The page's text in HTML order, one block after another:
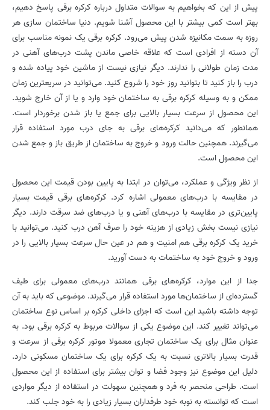
پیش از این که بخواهیم به سوالات متداول درباره کرکره برقی پاسخ دهیم،
بهتر است کمی بیشتر با این محصول آشنا شویم. دنیا ساختمان سازی هر
روزه به سمت مکانیزه شدن پیش می‌رود. کرکره برقی یک نمونه مناسب برای
آن دسته از افرادی است که علاقه خاصی ماندن پشت درب‌های آهنی در
مدت زمان طولانی را ندارند. دیگر نیازی نیست از ماشین خود پیاده شده و
درب را باز کنید تا بتوانید روز خود را شروع کنید. می‌‌توانید در سریعترین زمان
ممکن و به وسیله کرکره برقی به ساختمان خود وارد و یا از آن خارج شوید.
این محصول از سرعت بسیار بالایی برای جمع یا باز شدن برخوردار است.
همانطور که می‌دانید کرکره‌های برقی به جای درب مورد استفاده قرار
می‌گیرند. همچنین حالت ورود و خروج به ساختمان از طریق باز و جمع شدن
این محصول است.
از نظر ویژگی و عملکرد، می‌توان در ابتدا به پایین بودن قیمت این محصول
در مقایسه با درب‌های معمولی اشاره کرد. کرکره‌های برقی قیمت بسیار
پایین‌تری در مقایسه با درب‌های آهنی و یا درب‌های ضد سرقت دارند. دیگر
نیازی نیست بخش زیادی از هزینه خود را صرف آهن درب کنید. می‌توانید با
خرید یک کرکره برقی هم امنیت و هم در عین حال سرعت بسیار بالایی را در
ورود و خروج خود به ساختمات به دست آورید.
جدا از این موارد، کرکره‌های برقی همانند درب‌های معمولی برای طیف
گسترده‌ای از ساختمان‌ها مورد استفاده قرار می‌گیرند. موضوعی که باید به آن
توجه داشته باشید این است که اجزای داخلی کرکره بر اساس نوع ساختمان
می‌تواند تغییر کند. این موضوع یکی از سوالات مربوط به کرکره برقی بود. به
عنوان مثال برای یک ساختمان تجاری معمولا موتور کرکره برقی از سرعت و
قدرت بسیار بالاتری نسبت به یک کرکره برای یک ساختمان مسکونی دارد.
دلیل این موضوع نیز وجود فضا و توان بیشتر برای استفاده از این محصول
است. طراحی منحصر به فرد و همچنین سهولت در استفاده از دیگر مواردی
است که توانسته به نوبه خود طرفداران بسیار زیادی را به خود جلب کند.